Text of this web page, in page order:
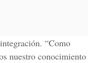
“Como
nuestro conocimiento